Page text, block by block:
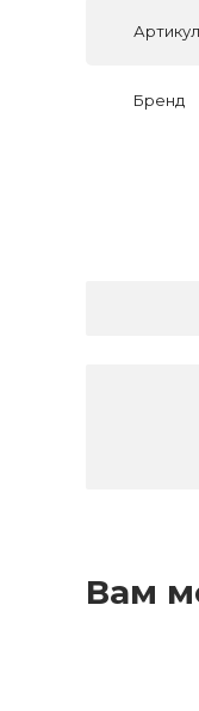
Артикул
Бренд
Вам